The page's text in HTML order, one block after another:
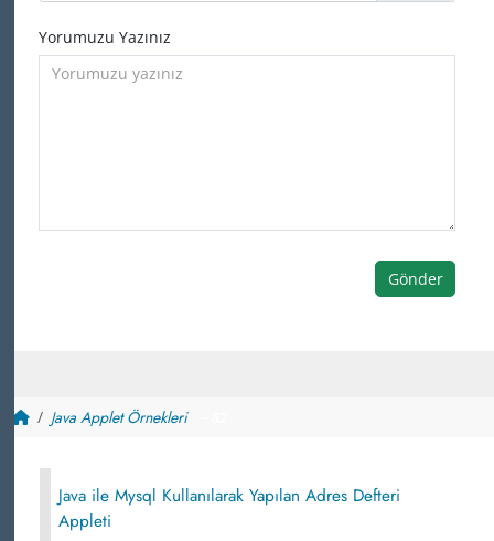
Yorumuzu Yazınız
Gönder
Java Applet Örnekleri
Java ile Mysql Kullanılarak Yapılan Adres Defteri
Appleti